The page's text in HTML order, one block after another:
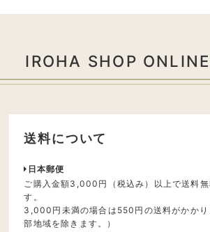
IROHA SHOP
送料について
日本郵便
ご購入金額3,000円（税込み）以上で送料無
す。
3,000円未満の場合は550円の送料がかかり
部地域を除きます。）